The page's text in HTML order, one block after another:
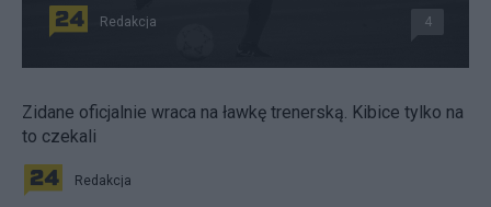
Redakcja 4
Zidane oficjalnie wraca na ławkę trenerską. Kibice tylko na
to czekali
Redakcja